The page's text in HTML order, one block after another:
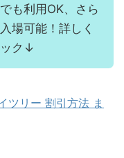
も利用OK、さら
場可能！詳しく
ク↓
ツリー 割引方法 ま